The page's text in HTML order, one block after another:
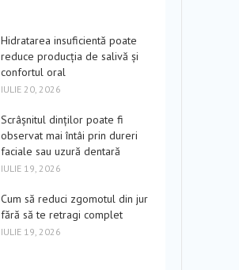
Hidratarea insuficientă poate
reduce producția de salivă și
confortul oral
IULIE 20, 2026
Scrâșnitul dinților poate fi
observat mai întâi prin dureri
faciale sau uzură dentară
IULIE 19, 2026
Cum să reduci zgomotul din jur
fără să te retragi complet
IULIE 19, 2026